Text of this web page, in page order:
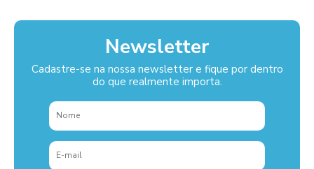
Newsletter
Cadastre-se na nossa newsletter e fique por dentro
do que realmente importa.